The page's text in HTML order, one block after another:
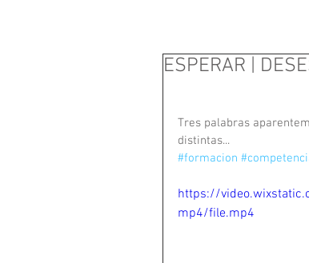
ESPERAR |
Tres palabras
distintas...
#formacion
https://
mp4/file.mp4